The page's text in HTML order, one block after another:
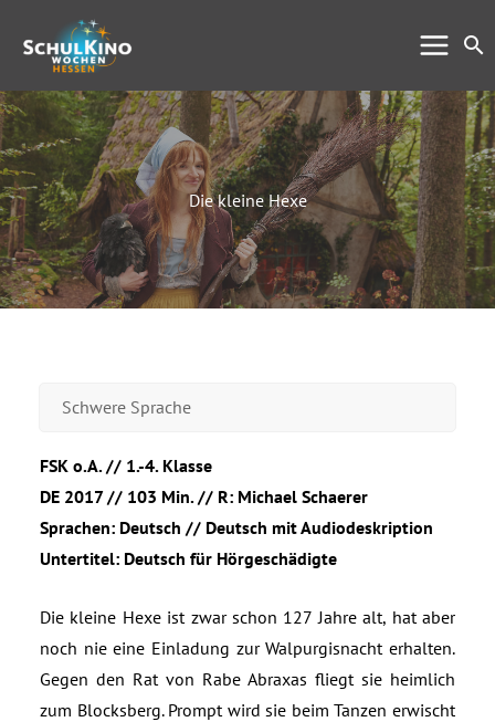
Inhalt
springen
Die kleine Hexe
Schwere Sprache
FSK o.A. // 1.-4. Klasse
DE 2017 // 103 Min. // R: Michael Schaerer
Sprachen: Deutsch // Deutsch mit Audiodeskription
Untertitel: Deutsch für Hörgeschädigte
Die kleine Hexe ist zwar schon 127 Jahre alt, hat aber
noch nie eine Einladung zur Walpurgisnacht erhalten.
Gegen den Rat von Rabe Abraxas fliegt sie heimlich
zum Blocksberg. Prompt wird sie beim Tanzen erwischt